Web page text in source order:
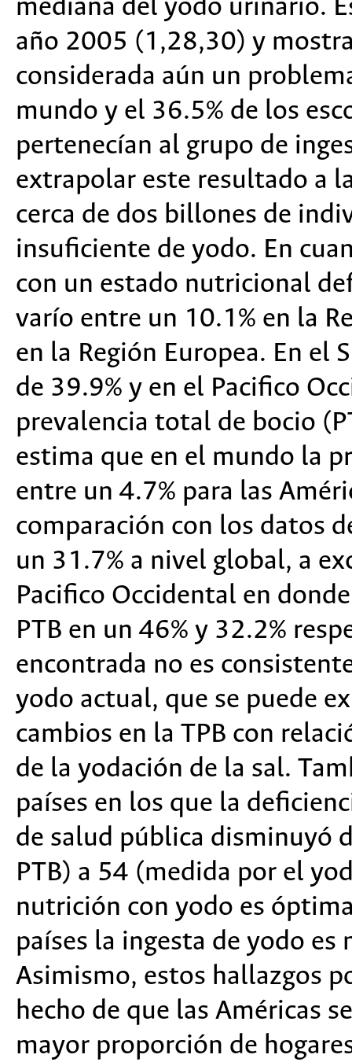
mediana del yodo urinario.
año 2005 (1,28,30) y
considerada aún un
mundo y el 36.5% de los
pertenecían al grupo de
extrapolar este resultado a
cerca de dos billones de
insuficiente de yodo. En
con un estado nutricional
varío entre un 10.1% en la
en la Región Europea. En el
de 39.9% y en el Pacifico
prevalencia total de bocio
estima que en el mundo la
entre un 4.7% para las
comparación con los datos
un 31.7% a nivel global, a
Pacifico Occidental en
PTB en un 46% y 32.2%
encontrada no es
yodo actual, que se puede
cambios en la TPB con
de la yodación de la sal.
países en los que la
de salud pública disminuyó
PTB) a 54 (medida por el
nutrición con yodo es
países la ingesta de yodo es
Asimismo, estos hallazgos
hecho de que las Américas
mayor proporción de